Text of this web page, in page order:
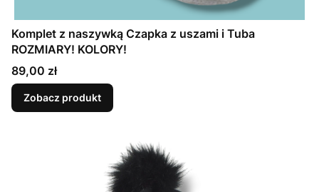
Komplet z naszywką Czapka z uszami i Tuba
ROZMIARY! KOLORY!
Cena
89,00 zł
Zobacz produkt